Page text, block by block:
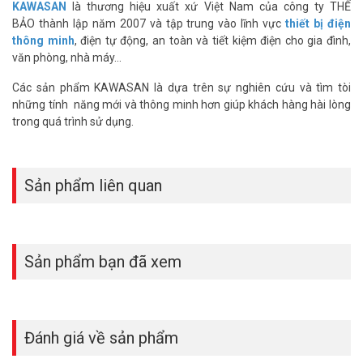
– Có thể lắp âm vào các đèn ốp trần hiện tại, biến nó thành đèn
cảm ứng mà không cần thay thế. lắp dấu lên trần, trong mặt công
tắc nhựa, tránh nổi ra ngoài làm mất thẩm mỹ, …
Thông số kỹ thuật công tắc cảm ứng rada
KAWASAN là thương hiệu xuất xứ Việt Nam của công ty THẾ
BẢO thành lập năm 2007 và tập trung vào lĩnh vựcthiết bị điện
thông minh, điện tự động, an toàn và tiết kiệm điện cho gia đình,
văn phòng, nhà máy…
Các sản phẩm KAWASAN là dựa trên sự nghiên cứu và tìm tòi
những tính năng mới và thông minh hơn giúp khách hàng hài lòng
trong quá trình sử dụng.
Sản phẩm liên quan
Sản phẩm bạn đã xem
Đánh giá về sản phẩm